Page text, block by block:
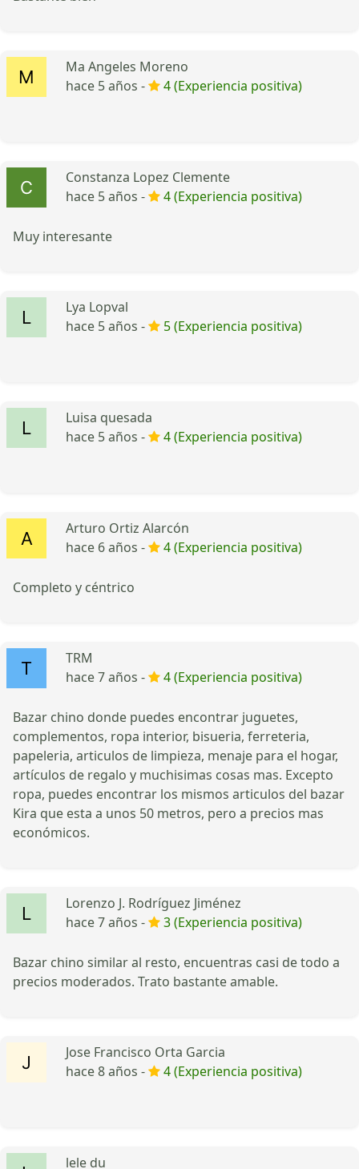
Ma Angeles Moreno
hace 5 años -
4 (Experiencia positiva)
Constanza Lopez Clemente
hace 5 años -
4 (Experiencia positiva)
Muy interesante
Lya Lopval
hace 5 años -
5 (Experiencia positiva)
Luisa quesada
hace 5 años -
4 (Experiencia positiva)
Arturo Ortiz Alarcón
hace 6 años -
4 (Experiencia positiva)
Completo y céntrico
TRM
hace 7 años -
4 (Experiencia positiva)
Bazar chino donde puedes encontrar juguetes,
complementos, ropa interior, bisueria, ferreteria,
papeleria, articulos de limpieza, menaje para el hogar,
artículos de regalo y muchisimas cosas mas. Excepto
ropa, puedes encontrar los mismos articulos del bazar
Kira que esta a unos 50 metros, pero a precios mas
económicos.
Lorenzo J. Rodríguez Jiménez
hace 7 años -
3 (Experiencia positiva)
Bazar chino similar al resto, encuentras casi de todo a
precios moderados. Trato bastante amable.
Jose Francisco Orta Garcia
hace 8 años -
4 (Experiencia positiva)
lele du